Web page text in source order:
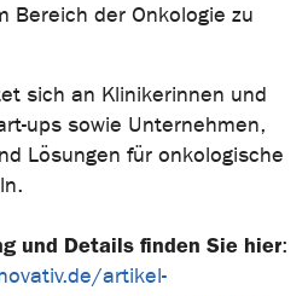
Bereich der Onkologie zu
sich an Klinikerinnen und
ups sowie Unternehmen,
Lösungen für onkologische
und Details finden Sie hier:
artikel-